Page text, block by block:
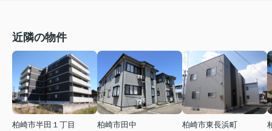
近隣の物件
柏崎市半田１丁目
柏崎市田中
柏崎市東長浜町